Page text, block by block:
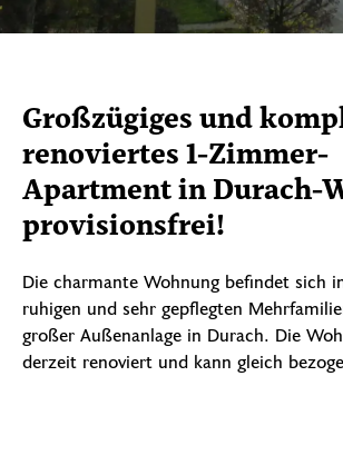
Großzügiges und
renoviertes 1-Zimmer-
Apartment in Durach-
provisionsfrei!
Die charmante Wohnung befindet sich
ruhigen und sehr gepflegten
großer Außenanlage in Durach. Die
derzeit renoviert und kann gleich